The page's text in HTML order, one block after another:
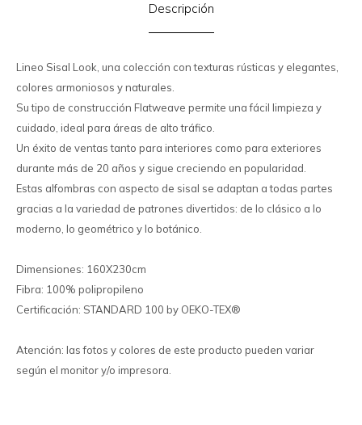
Descripción
Lineo Sisal Look, una colección con texturas rústicas y elegantes,
colores armoniosos y naturales.
Su tipo de construcción Flatweave permite una fácil limpieza y
cuidado, ideal para áreas de alto tráfico.
Un éxito de ventas tanto para interiores como para exteriores
durante más de 20 años y sigue creciendo en popularidad.
Estas alfombras con aspecto de sisal se adaptan a todas partes
gracias a la variedad de patrones divertidos: de lo clásico a lo
moderno, lo geométrico y lo botánico.
Dimensiones: 160X230cm
Fibra: 100% polipropileno
Certificación: STANDARD 100 by OEKO-TEX®
Atención: las fotos y colores de este producto pueden variar
según el monitor y/o impresora.